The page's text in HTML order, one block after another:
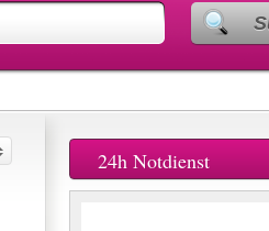
24h Notdienst